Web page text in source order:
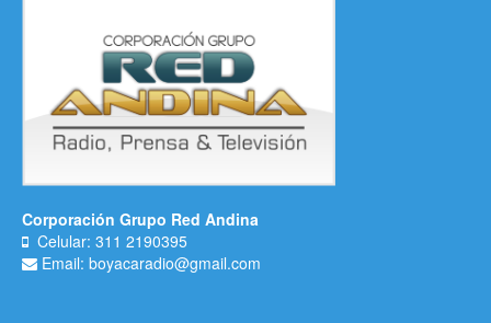
Corporación Grupo Red Andina
Celular: 311 2190395
Email: boyacaradio@gmail.com